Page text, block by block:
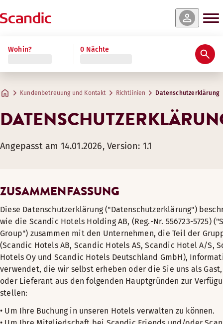
Wohin? 0 Nächte
Kundenbetreuung und Kontakt Richtlinien Datenschutzerklärung
Angepasst am 14.01.2026, Version: 1.1
ZUSAMMENFASSUNG
Diese Datenschutzerklärung ("Datenschutzerklärung")
wie die Scandic Hotels Holding AB, (Reg.-Nr. 556723-5725)
Group") zusammen mit den Unternehmen, die Teil der
(Scandic Hotels AB, Scandic Hotels AS, Scandic Hotel A/S,
Hotels Oy und Scandic Hotels Deutschland GmbH),
verwendet, die wir selbst erheben oder die Sie uns als
oder Lieferant aus den folgenden Hauptgründen zur
stellen:
• Um Ihre Buchung in unseren Hotels verwalten zu können.